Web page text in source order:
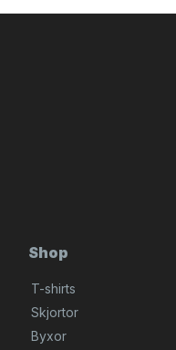
Shop
T-shirts
Skjortor
Byxor